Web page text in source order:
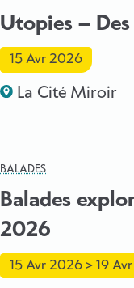
Utopies –
15 Avr 2026
La Cité Miroir
BALADES
Balades
2026
15 Avr 2026 > 19